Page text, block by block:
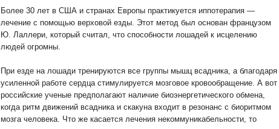
Более 30 лет в США и странах Европы практикуется иппотерапия —
лечение с помощью верховой езды. Этот метод был основан французом
Ю. Лаллери, который считал, что способности лошадей к исцелению
людей огромны.
При езде на лошади тренируются все группы мышц всадника, а благодаря
усиленной работе сердца стимулируется мозговое кровообращение. А вот
российские ученые предполагают наличие биоэнергетического обмена,
когда ритм движений всадника и скакуна входит в резонанс с биоритмом
мозга человека. Что же касается лечения некоммуникабельности, то